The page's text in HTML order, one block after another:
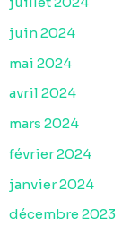
juin 2024
mai 2024
avril 2024
mars 2024
février 2024
janvier 2024
décembre 2023